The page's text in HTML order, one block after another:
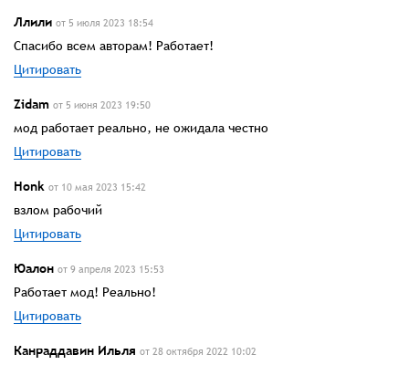
Ллили от 5 июля 2023 18:54
Спасибо всем авторам! Работает!
Цитировать
Zidam от 5 июня 2023 19:50
мод работает реально, не ожидала честно
Цитировать
Honk от 10 мая 2023 15:42
взлом рабочий
Цитировать
Юалон от 9 апреля 2023 15:53
Работает мод! Реально!
Цитировать
Канраддавин Ильля от 28 октября 2022 10:02